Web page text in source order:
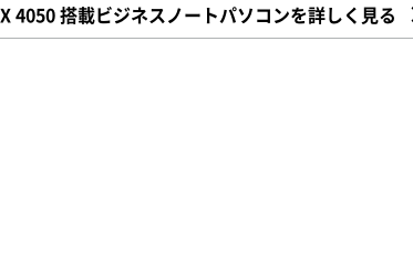
4050 搭載ビジネスノートパソコンを詳しく見る